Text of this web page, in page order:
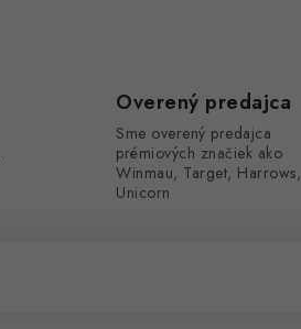
Overený predajca
Sme overený predajca
prémiových značiek ako
Winmau, Target, Harrows,
Unicorn